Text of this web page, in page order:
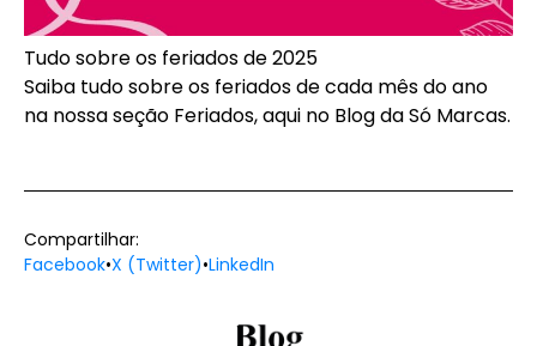
Tudo sobre os feriados de 2025
Saiba tudo sobre os feriados de cada mês do ano
na nossa seção Feriados, aqui no Blog da Só Marcas.
Compartilhar:
Facebook•X (Twitter)•LinkedIn